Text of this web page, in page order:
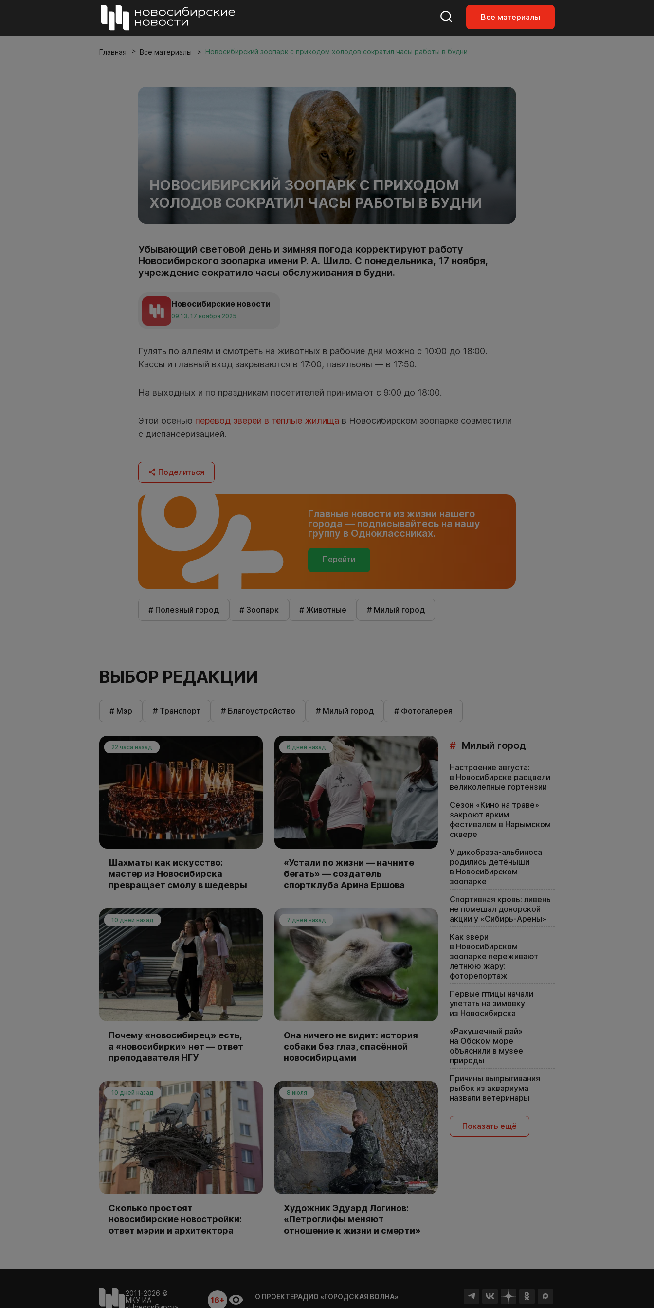
Все материалы
Главная Все материалы Новосибирский зоопарк с приходом холодов сократил часы работы в будни
НОВОСИБИРСКИЙ ЗООПАРК С ПРИХОДОМ
ХОЛОДОВ СОКРАТИЛ ЧАСЫ РАБОТЫ В БУДНИ
Убывающий световой день и зимняя погода корректируют работу
Новосибирского зоопарка имени Р. А. Шило. С понедельника, 17 ноября,
учреждение сократило часы обслуживания в будни.
Новосибирские новости
09:13, 17 ноября 2025
Гулять по аллеям и смотреть на животных в рабочие дни можно с 10:00 до 18:00.
Кассы и главный вход закрываются в 17:00, павильоны — в 17:50.
На выходных и по праздникам посетителей принимают с 9:00 до 18:00.
Этой осенью перевод зверей в тёплые жилища в Новосибирском зоопарке совместили
с диспансеризацией.
Поделиться
Главные новости из жизни нашего
города — подписывайтесь на нашу
группу в Одноклассниках.
Перейти
# Полезный город # Зоопарк # Животные # Милый город
ВЫБОР РЕДАКЦИИ
# Мэр # Транспорт # Благоустройство # Милый город # Фотогалерея
22 часа назад
Шахматы как искусство:
мастер из Новосибирска
превращает смолу в шедевры
6 дней назад
«Устали по жизни — начните
бегать» — создатель
спортклуба Арина Ершова
10 дней назад
Почему «новосибирец» есть,
а «новосибирки» нет — ответ
преподавателя НГУ
7 дней назад
Она ничего не видит: история
собаки без глаз, спасённой
новосибирцами
10 дней назад
Сколько простоят
новосибирские новостройки:
ответ мэрии и архитектора
8 июля
Художник Эдуард Логинов:
«Петроглифы меняют
отношение к жизни и смерти»
# Милый город
Настроение августа:
в Новосибирске расцвели
великолепные гортензии
Сезон «Кино на траве»
закроют ярким
фестивалем в Нарымском
сквере
У дикобраза-альбиноса
родились детёныши
в Новосибирском
зоопарке
Спортивная кровь: ливень
не помешал донорской
акции у «Сибирь-Арены»
Как звери
в Новосибирском
зоопарке переживают
летнюю жару:
фоторепортаж
Первые птицы начали
улетать на зимовку
из Новосибирска
«Ракушечный рай»
на Обском море
объяснили в музее
природы
Причины выпрыгивания
рыбок из аквариума
назвали ветеринары
Показать ещё
2011-2026 ©
МКУ ИА
16+ О ПРОЕКТЕРАДИО «ГОРОДСКАЯ ВОЛНА»